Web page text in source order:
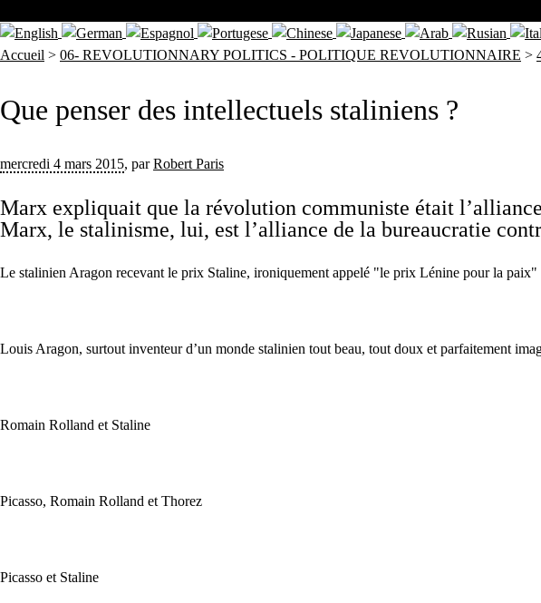
Accueil > 06- REVOLUTIONNARY POLITICS - POLITIQUE REVOLUTIONNAIRE >
Que penser des intellectuels staliniens ?
mercredi 4 mars 2015, parRobert Paris
Marx expliquait que la révolution communiste était
Marx, le stalinisme, lui, est l’alliance de la bureaucratie
Le stalinien Aragon recevant le prix Staline, ironiquement appelé "le prix Lénine pour la paix"
Louis Aragon, surtout inventeur d’un monde stalinien tout beau, tout doux et parfaitement
Romain Rolland et Staline
Picasso, Romain Rolland et Thorez
Picasso et Staline